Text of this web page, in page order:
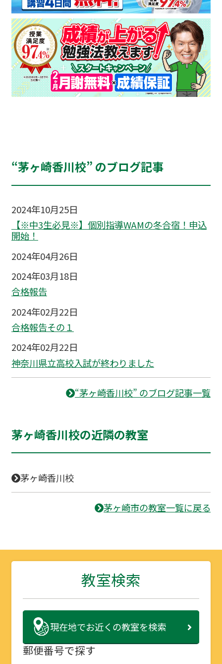
“茅ヶ崎香川校” のブログ記事
2024年10月25日
【※中3生必見※】個別指導WAMの冬合宿！申込
開始！
2024年04月26日
2024年03月18日
合格報告
2024年02月22日
合格報告その１
2024年02月22日
神奈川県立高校入試が終わりました
“茅ヶ崎香川校” のブログ記事一覧
茅ヶ崎香川校の近隣の教室
茅ヶ崎香川校
茅ヶ崎市の教室一覧に戻る
教室検索
現在地でお近くの教室を検索
郵便番号で探す